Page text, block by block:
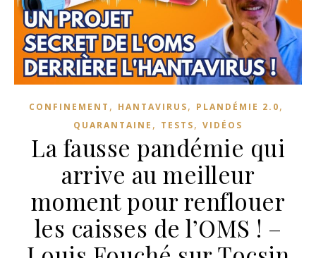
CONFINEMENT , HANTAVIRUS, PLANDÉMIE 2.0,
QUARANTAINE , TESTS, VIDÉOS
La fausse pandémie qui
arrive au meilleur
moment pour renflouer
les caisses de l’OMS ! –